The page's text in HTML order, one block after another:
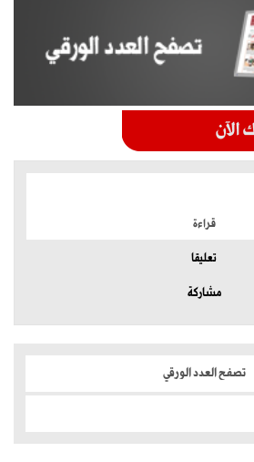
قراءة
تعليقا
مشاركة
تصفح العدد الورقي